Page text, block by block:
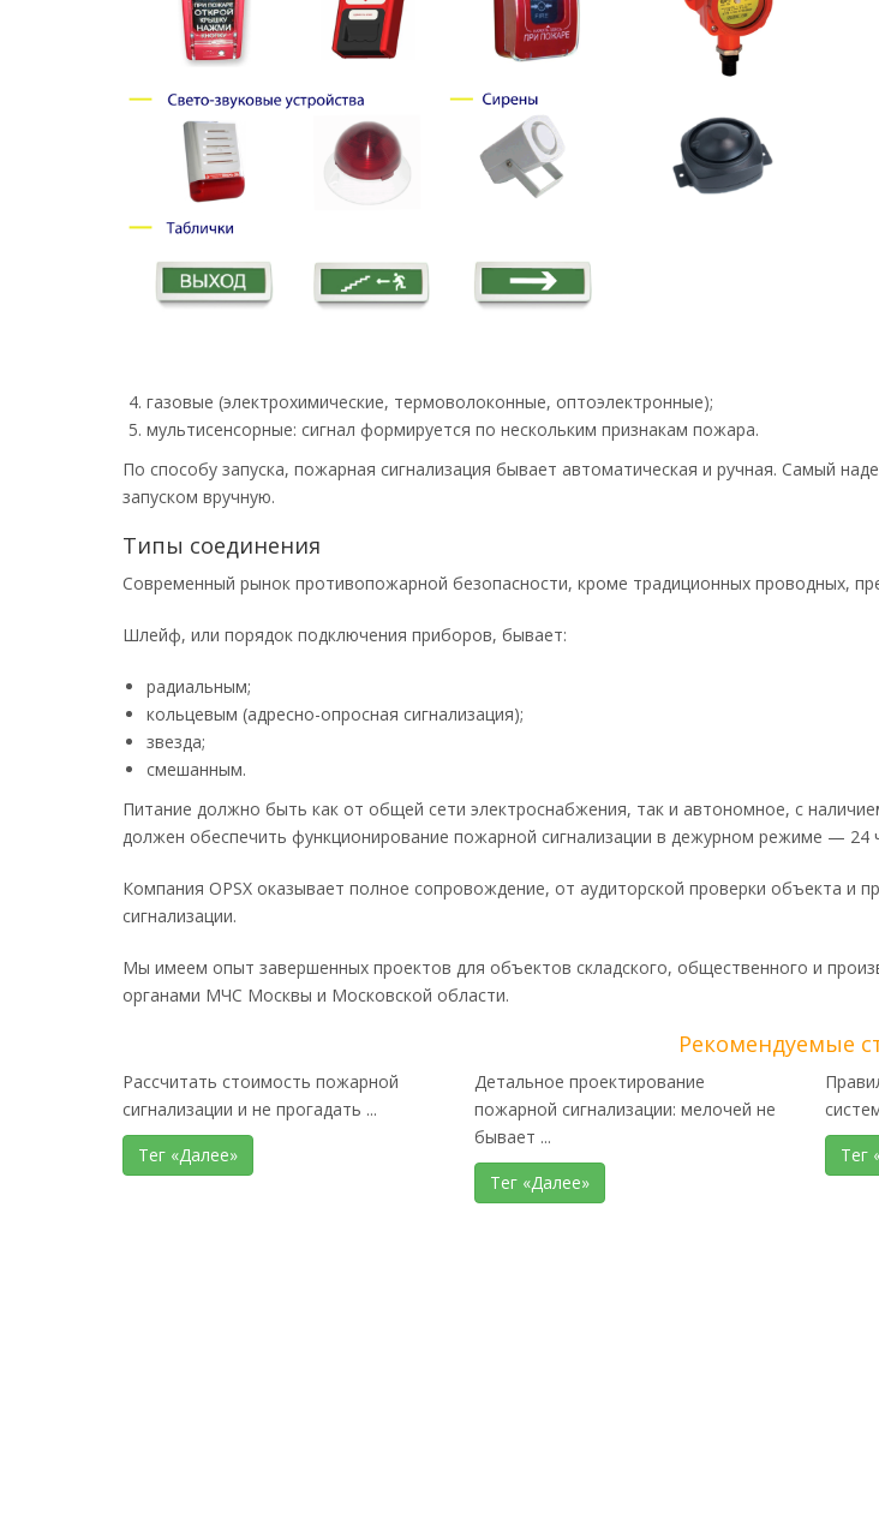
газовые (электрохимические, термоволоконные, оптоэлектронные);
мультисенсорные: сигнал формируется по нескольким признакам пожара.
По способу запуска, пожарная сигнализация бывает автоматическая и ручная. Самый
запуском вручную.
Типы соединения
Современный рынок противопожарной безопасности, кроме традиционных проводных,
Шлейф, или порядок подключения приборов, бывает:
радиальным;
кольцевым (адресно-опросная сигнализация);
звезда;
смешанным.
Питание должно быть как от общей сети электроснабжения, так и автономное, с
должен обеспечить функционирование пожарной сигнализации в дежурном режиме —
Компания OPSX оказывает полное сопровождение, от аудиторской проверки объекта и
сигнализации.
Мы имеем опыт завершенных проектов для объектов складского, общественного и
органами МЧС Москвы и Московской области.
Рекомендуемые
Рассчитать стоимость пожарной
сигнализации и не прогадать ...
Тег «Далее»
Детальное проектирование
пожарной сигнализации: мелочей не
бывает ...
Тег «Далее»
Тег